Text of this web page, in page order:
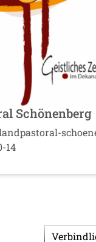
Schönenberg
14